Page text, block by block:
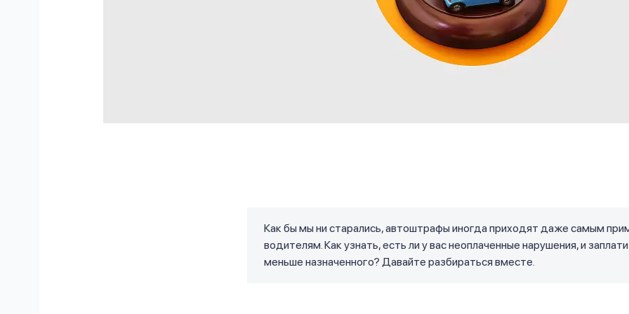
Как бы мы ни старались, автоштрафы иногда приходят даже самым
водителям. Как узнать, есть ли у вас неоплаченные нарушения, и
меньше назначенного? Давайте разбираться вместе.